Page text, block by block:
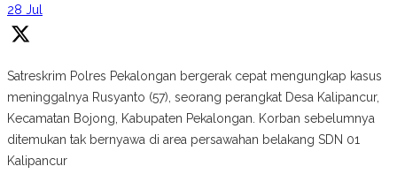
28 Jul
Satreskrim Polres Pekalongan bergerak cepat mengungkap kasus
meninggalnya Rusyanto (57), seorang perangkat Desa Kalipancur,
Kecamatan Bojong, Kabupaten Pekalongan. Korban sebelumnya
ditemukan tak bernyawa di area persawahan belakang SDN 01
Kalipancur